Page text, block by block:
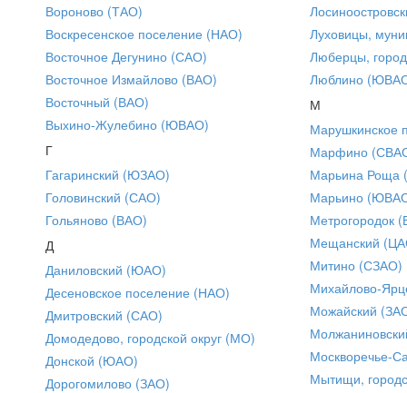
Вороново (ТАО)
Воскресенское поселение (НАО)
Восточное Дегунино (САО)
Восточное Измайлово (ВАО)
Восточный (ВАО)
Выхино-Жулебино (ЮВАО)
Г
Гагаринский (ЮЗАО)
Головинский (САО)
Гольяново (ВАО)
Д
Даниловский (ЮАО)
Десеновское поселение (НАО)
Дмитровский (САО)
Домодедово, городской округ (МО)
Донской (ЮАО)
Дорогомилово (ЗАО)
Луховицы,
Люберцы,
Люблино
М
Марушкинское
Марфино
Марьина Роща
Марьино
Метрогородок
Мещанский
Митино (СЗАО)
Михайлово-
Можайский
Москворечье-
Мытищи,